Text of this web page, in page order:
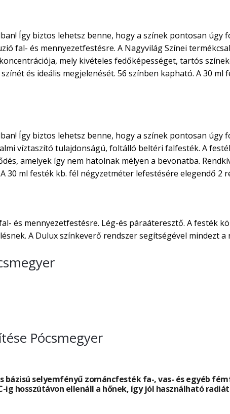
Így biztos lehetsz benne, hogy a színek pontosan
fal- és mennyezetfestésre. A Nagyvilág Színei
mely kivételes fedőképességet, tartós
és ideális megjelenését. 56 színben kapható. A 30
Így biztos lehetsz benne, hogy a színek pontosan
víztaszító tulajdonságú, foltálló beltéri falfesték. A
amelyek így nem hatolnak mélyen a bevonatba.
30 ml festék kb. fél négyzetméter lefestésére elegendő 2
és mennyezetfestésre. Lég-és páraáteresztő. A festék
A Dulux színkeverő rendszer segítségével mindezt
Pócsmegyer
bázisú selyemfényű zománcfesték fa-, vas- és egyéb
ig hosszútávon ellenáll a hőnek, így jól használható